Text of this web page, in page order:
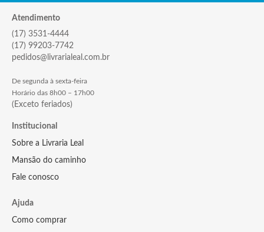
Atendimento
(17) 3531-4444
(17) 99203-7742
pedidos@livrarialeal.com.br
De segunda à sexta-feira
Horário das 8h00 – 17h00
(Exceto feriados)
Institucional
Sobre a Livraria Leal
Mansão do caminho
Fale conosco
Ajuda
Como comprar